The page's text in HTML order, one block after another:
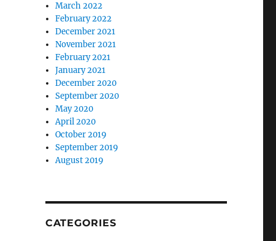
March 2022
February 2022
December 2021
November 2021
February 2021
January 2021
December 2020
September 2020
May 2020
April 2020
October 2019
September 2019
August 2019
CATEGORIES